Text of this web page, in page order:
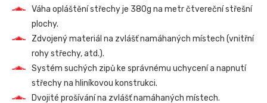
Váha opláštění střechy je 380g na metr čtvereční střešní
plochy.
Zdvojený materiál na zvlášť namáhaných místech (vnitřní
rohy střechy, atd.).
Systém suchých zipů ke správnému uchycení a napnutí
střechy na hliníkovou konstrukci.
Dvojité prošívání na zvlášť namáhaných místech.